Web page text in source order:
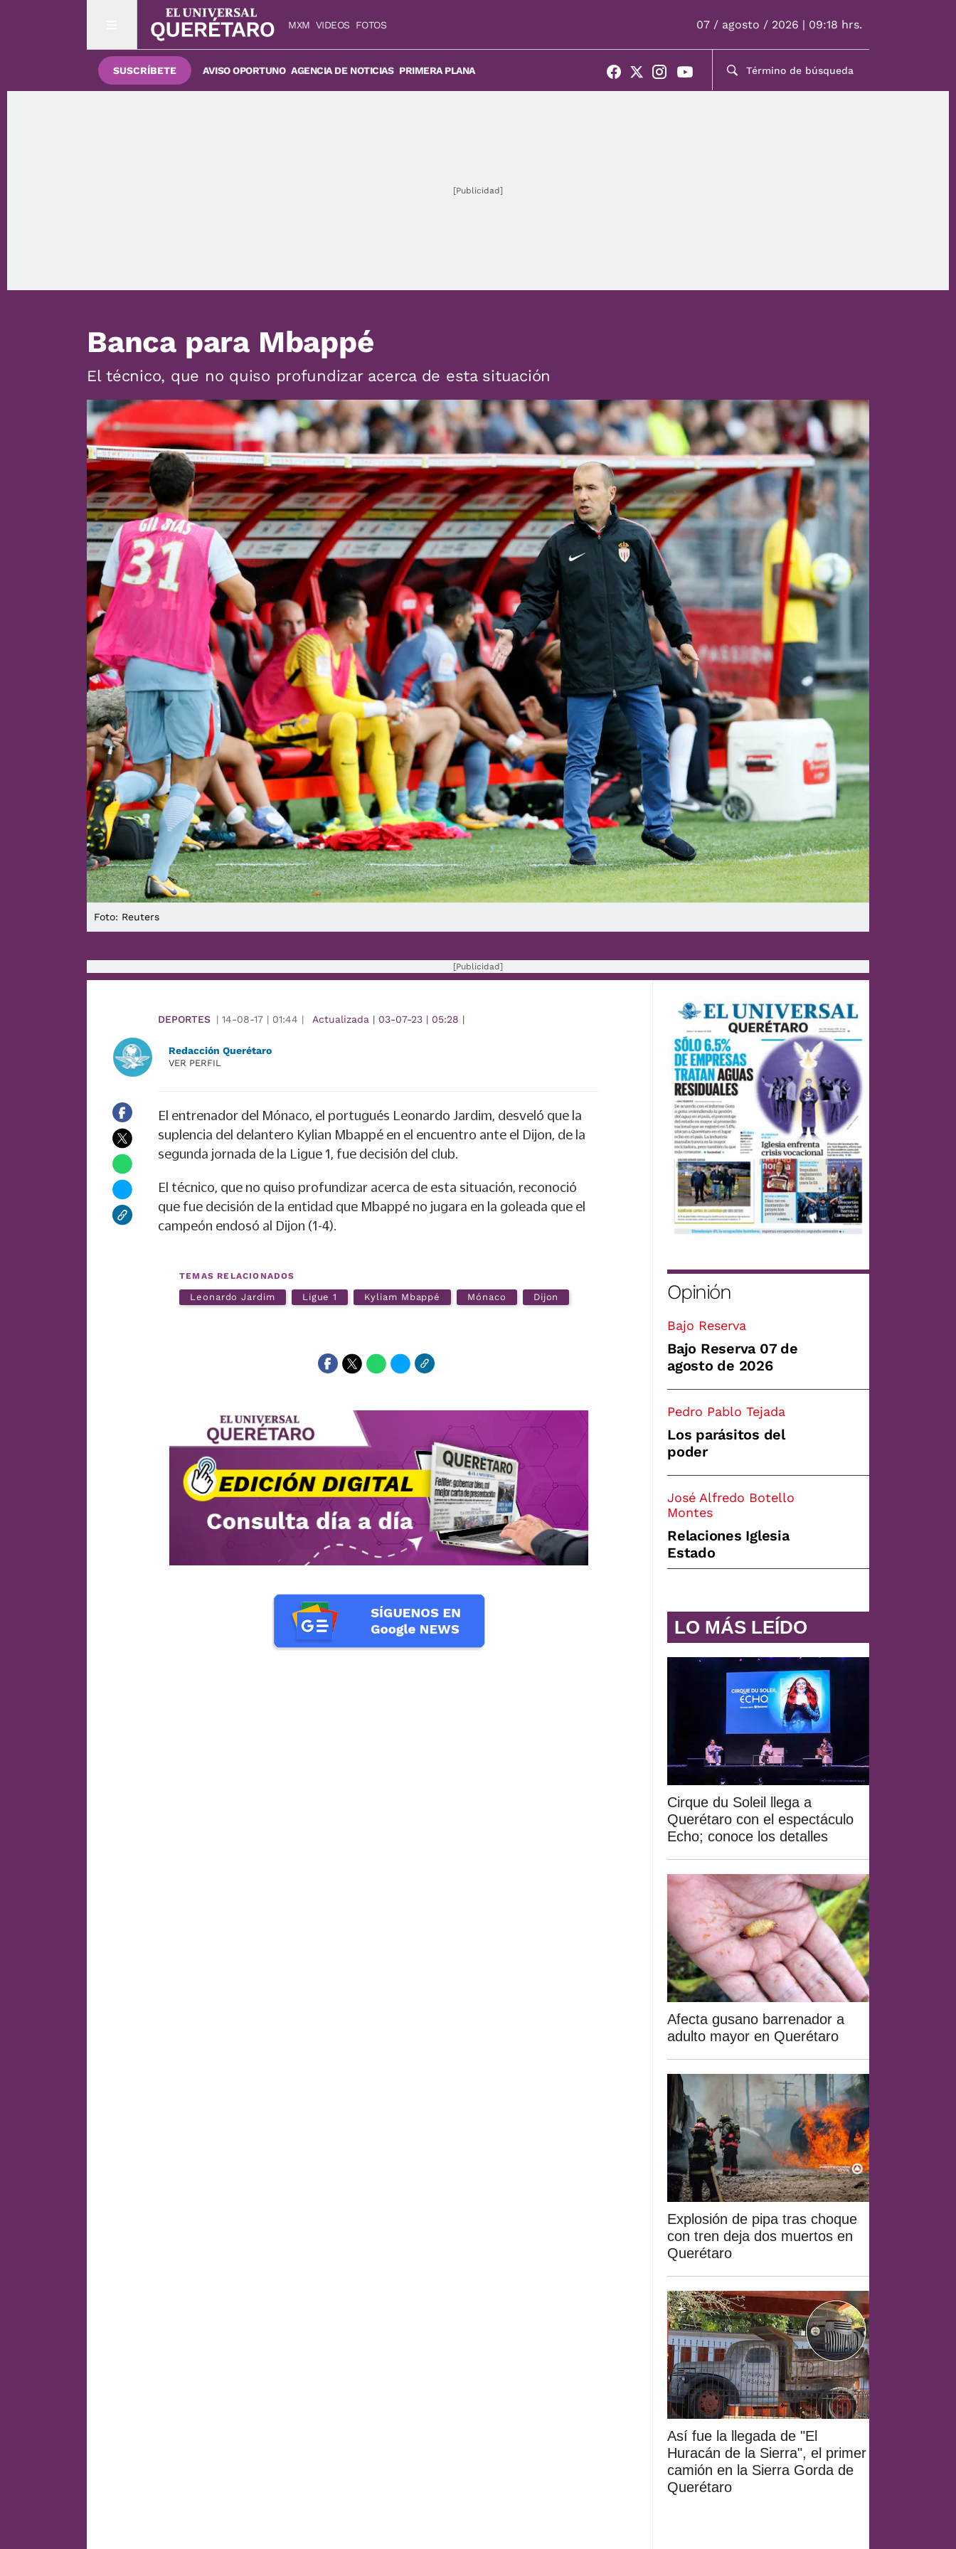
MXM VIDEOS FOTOS 07 / agosto / 2026 | 09:18 hrs.
SUSCRÍBETE AVISO OPORTUNO AGENCIA DE NOTICIAS PRIMERA PLANA
[Publicidad]
Banca para Mbappé
El técnico, que no quiso profundizar acerca de esta situación
Foto: Reuters
[Publicidad]
DEPORTES | 14-08-17 | 01:44 | Actualizada | 03-07-23 | 05:28 |
Redacción Querétaro
VER PERFIL
El entrenador del Mónaco, el portugués Leonardo Jardim, desveló que la
suplencia del delantero Kylian Mbappé en el encuentro ante el Dijon, de la
segunda jornada de la Ligue 1, fue decisión del club.
El técnico, que no quiso profundizar acerca de esta situación, reconoció
que fue decisión de la entidad que Mbappé no jugara en la goleada que el
campeón endosó al Dijon (1-4).
TEMAS RELACIONADOS
Leonardo Jardim Ligue 1 Kyliam Mbappé Mónaco Dijon Opinión
Bajo Reserva
Bajo Reserva 07 de
agosto de 2026
Pedro Pablo Tejada
Los parásitos del
poder
José Alfredo Botello
Montes
Relaciones Iglesia
Estado
LO MÁS LEÍDO
Cirque du Soleil llega a
Querétaro con el espectáculo
Echo; conoce los detalles
Afecta gusano barrenador a
adulto mayor en Querétaro
Explosión de pipa tras choque
con tren deja dos muertos en
Querétaro
Así fue la llegada de "El
Huracán de la Sierra", el primer
camión en la Sierra Gorda de
Querétaro